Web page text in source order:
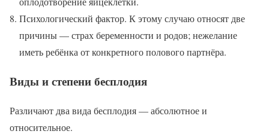
Психологический фактор. К этому случаю относят две
причины — страх беременности и родов; нежелание
иметь ребёнка от конкретного полового партнёра.
Виды и степени бесплодия
Различают два вида бесплодия — абсолютное и
относительное.